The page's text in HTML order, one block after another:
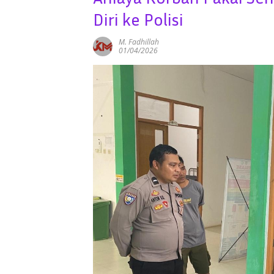
Diri ke Polisi
M. Fadhillah
01/04/2026